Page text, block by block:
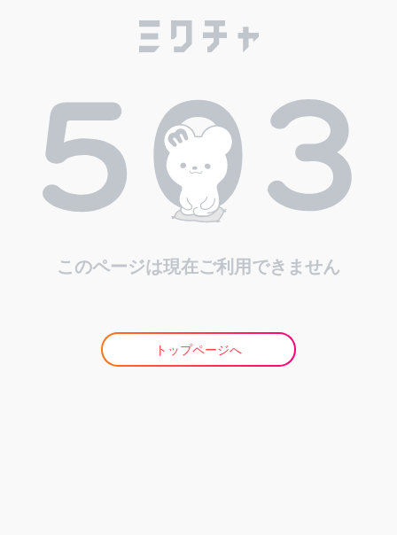
このページは現在ご利用できません